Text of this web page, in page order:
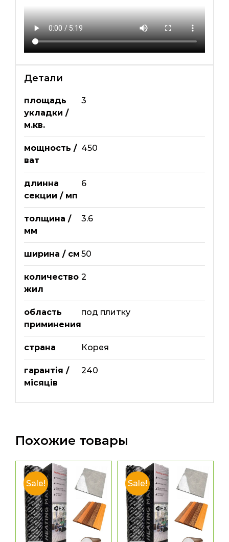
Детали
площадь
укладки /
м.кв.
3
мощность /
ват
450
длинна
секции / мп
6
толщина /
мм
3.6
ширина / см 50
количество
жил
2
область
приминения
под плитку
страна Корея
гарантія /
місяців
240
Похожие товары
Sale! Sale!